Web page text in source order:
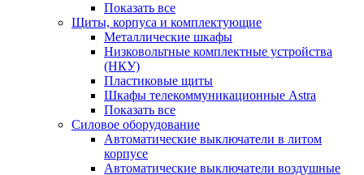
Показать все
Щиты, корпуса и комплектующие
Металлические шкафы
Низковольтные комплектные устройства
(НКУ)
Пластиковые щиты
Шкафы телекоммуникационные Astra
Показать все
Силовое оборудование
Автоматические выключатели в литом
корпусе
Автоматические выключатели воздушные